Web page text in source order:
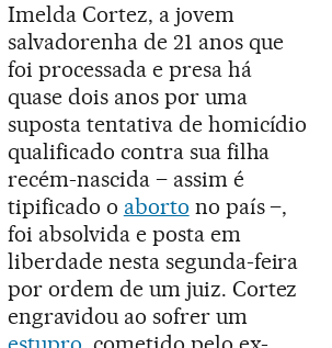
Imelda Cortez, a jovem
salvadorenha de 21 anos que
foi processada e presa há
quase dois anos por uma
suposta tentativa de homicídio
qualificado contra sua filha
recém-nascida – assim é
tipificado o aborto no país –,
foi absolvida e posta em
liberdade nesta segunda-feira
por ordem de um juiz. Cortez
engravidou ao sofrer um